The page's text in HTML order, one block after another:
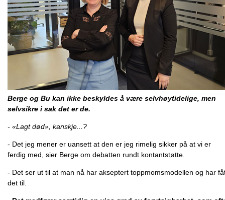
Berge og Bu kan ikke beskyldes å være selvhøytidelige, men
selvsikre i sak det er de.
- «Lagt død», kanskje...?
- Det jeg mener er uansett at den er jeg rimelig sikker på at vi er
ferdig med, sier Berge om debatten rundt kontantstøtte.
- Det ser ut til at man nå har akseptert toppmomsmodellen og har
det til.